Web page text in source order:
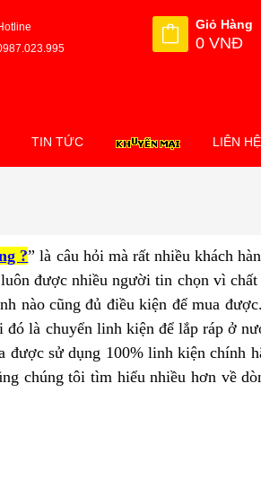
Giỏ Hàng
0 VNĐ
TIN TỨC LIÊN HỆ
?” là câu hỏi mà rất nhiều khách
được nhiều người tin chọn vì
nào cũng đủ điều kiện để mua
đó là chuyển linh kiện để lắp ráp ở
được sử dụng 100% linh kiện chính
chúng tôi tìm hiểu nhiều hơn về